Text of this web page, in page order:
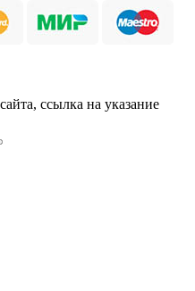
ссылка на указание